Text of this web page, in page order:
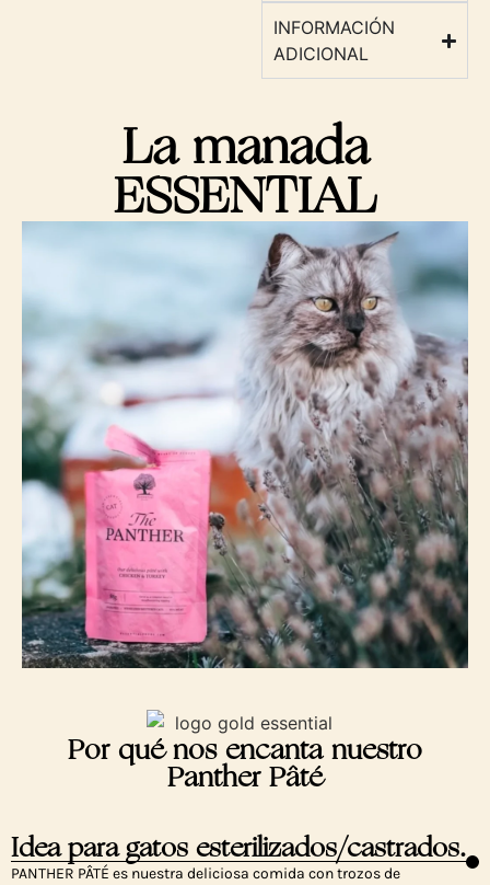
INFORMACIÓN
ADICIONAL
La manada
ESSENTIAL
Por qué nos encanta nuestro
Panther Pâté
Idea para gatos esterilizados/castrados.
PANTHER PÂTÉ es nuestra deliciosa comida con trozos de